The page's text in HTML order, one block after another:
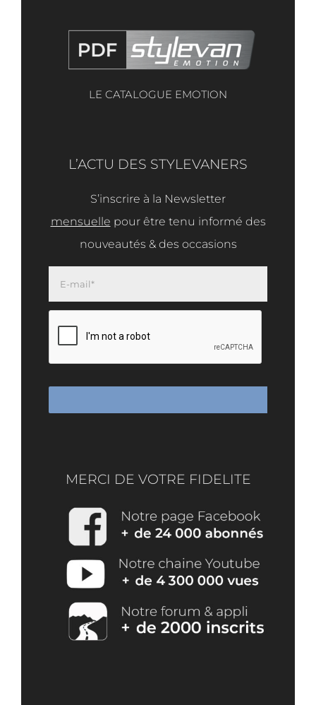
LE CATALOGUE EMOTION
L’ACTU DES STYLEVANERS
S’inscrire à la Newsletter
mensuelle pour être tenu informé des
nouveautés & des occasions
MERCI DE VOTRE FIDELITE